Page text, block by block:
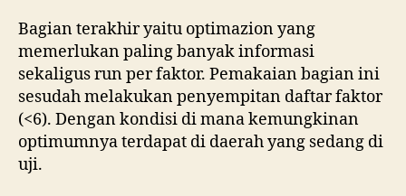
Bagian terakhir yaitu optimazion yang
memerlukan paling banyak informasi
sekaligus run per faktor. Pemakaian bagian ini
sesudah melakukan penyempitan daftar faktor
(<6). Dengan kondisi di mana kemungkinan
optimumnya terdapat di daerah yang sedang di
uji.